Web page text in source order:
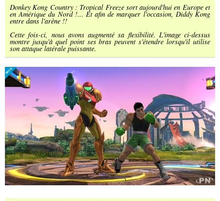
Donkey Kong Country : Tropical Freeze sort aujourd'hui en Europe et
en Amérique du Nord !... Et afin de marquer l'occasion, Diddy Kong
entre dans l'arène !!
Cette fois-ci, nous avons augmenté sa flexibilité. L'image ci-dessus
montre jusqu'à quel point ses bras peuvent s'étendre lorsqu'il utilise
son attaque latérale puissante.